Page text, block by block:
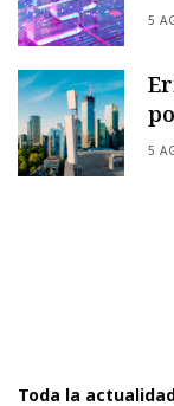
5
5
Toda la